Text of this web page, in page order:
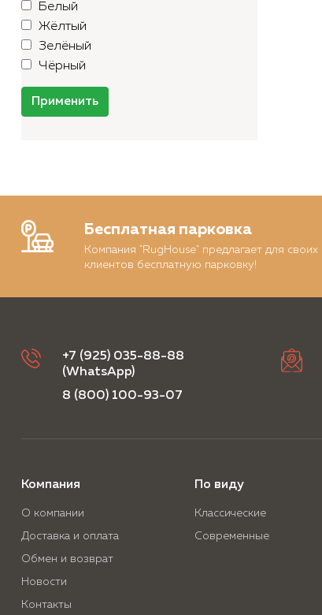
Белый
Жёлтый
Зелёный
Чёрный
Применить
Бесплатная парковка
Компания "RugHouse" предлагает для своих
клиентов бесплатную парковку!
+7 (925) 035-88-88
(WhatsApp)
8 (800) 100-93-07
Компания
О компании
Доставка и оплата
Обмен и возврат
Новости
Контакты
По виду
Классические
Современные